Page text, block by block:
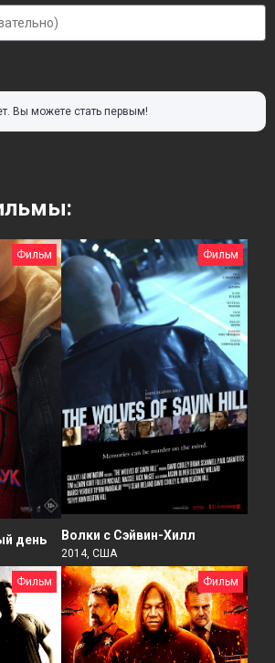
Вы можете стать первым!
Фильм
день
Фильм
Волки с Сэйвин-Хилл
2014, США
Фильм Фильм